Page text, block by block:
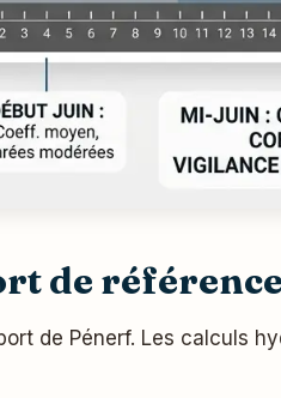
de
de Pénerf. Les calculs